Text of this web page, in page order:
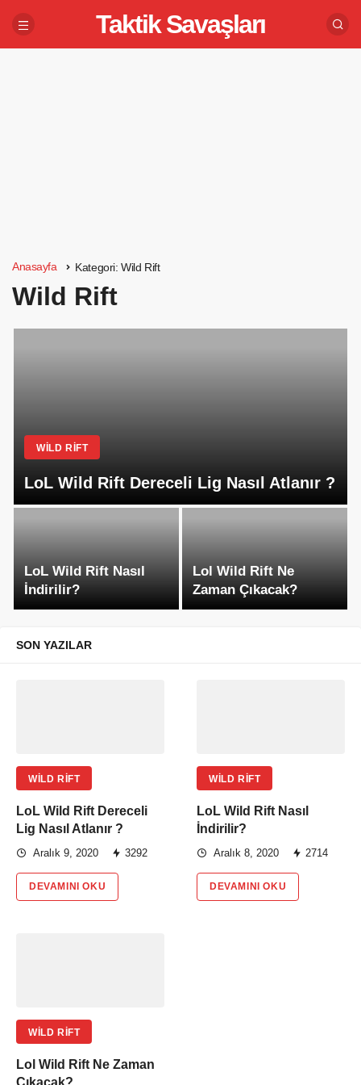
Taktik Savaşları
Anasayfa Kategori:Wild Rift
Wild Rift
WILD RIFT
LoL Wild Rift Dereceli Lig Nasıl Atlanır ?
LoL Wild Rift Nasıl
İndirilir?
Lol Wild Rift Ne
Zaman Çıkacak?
SON YAZILAR
WILD RIFT
LoL Wild Rift Dereceli
Lig Nasıl Atlanır ?
Aralık 9, 2020 3292
DEVAMINI OKU
WILD RIFT
LoL Wild Rift Nasıl
İndirilir?
Aralık 8, 2020 2714
DEVAMINI OKU
WILD RIFT
Lol Wild Rift Ne Zaman
Çıkacak?